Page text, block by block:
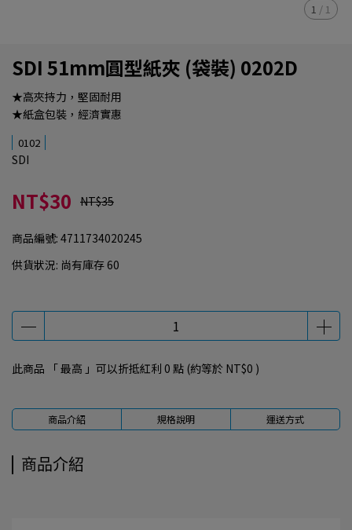
1 / 1
SDI 51mm圓型紙夾 (袋裝) 0202D
★高夾持力，堅固耐用
★紙盒包裝，經濟實惠
0102
SDI
NT$30 NT$35
商品編號: 4711734020245
供貨狀況: 尚有庫存 60
此商品 「 最高 」可以折抵紅利 0 點 (約等於 NT$0 )
商品介紹 規格說明 運送方式
商品介紹